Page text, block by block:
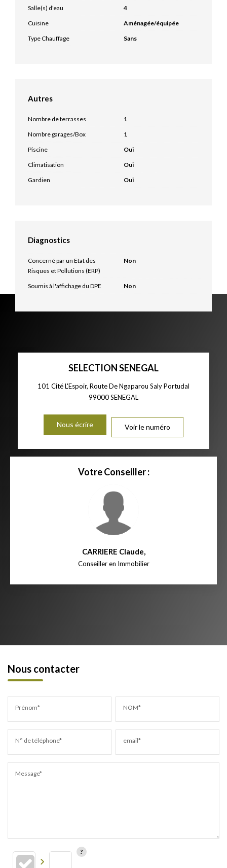
Salle(s) d'eau
4
Cuisine
Aménagée/équipée
Type Chauffage
Sans
Autres
Nombre de terrasses
1
Nombre garages/Box
1
Piscine
Oui
Climatisation
Oui
Gardien
Oui
Diagnostics
Concerné par un Etat des
Risques et Pollutions (ERP)
Non
Soumis à l'affichage du DPE Non
SELECTION SENEGAL
101 Cité L'Espoir, Route De Ngaparou Saly Portudal
99000SENEGAL
Nous écrire Voir le numéro
Votre Conseiller :
CARRIERE Claude,
Conseiller en Immobilier
Nous contacter
Prénom* NOM*
N° de téléphone* email*
Message*